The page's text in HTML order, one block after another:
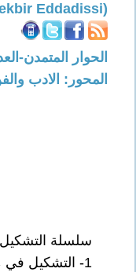
(Lekbir Eddadissi)
الحوار المتمدن-العدد: 6498 - 2020 / 2 / 24
المحور: الادب
سلسلة التشكيل
1- التشكيل في مسرحية ديبليكاتا